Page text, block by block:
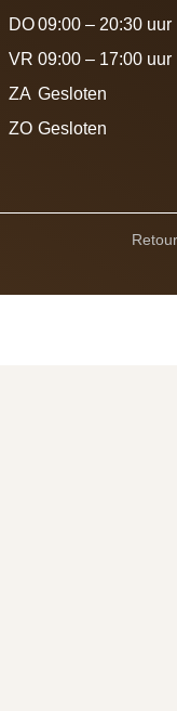
DO
VR
ZA
ZO
09:00 – 20:30 uur
09:00 – 17:00 uur
Gesloten
Gesloten